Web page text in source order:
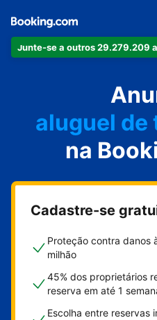
Junte-se a outros 29.279.209
seu
seu
aluguel de
sua
sua
na
Cadastre-se
Proteção contra danos
milhão
45% dos proprietários
reserva em até 1
Escolha entre reservas